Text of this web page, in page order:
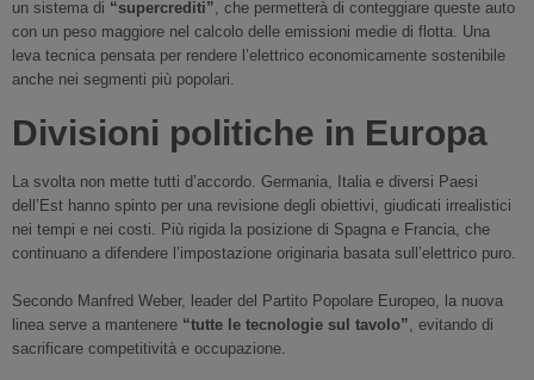
un sistema di “supercrediti”, che permetterà di conteggiare queste auto
con un peso maggiore nel calcolo delle emissioni medie di flotta. Una
leva tecnica pensata per rendere l’elettrico economicamente sostenibile
anche nei segmenti più popolari.
Divisioni politiche in Europa
La svolta non mette tutti d’accordo. Germania, Italia e diversi Paesi
dell’Est hanno spinto per una revisione degli obiettivi, giudicati irrealistici
nei tempi e nei costi. Più rigida la posizione di Spagna e Francia, che
continuano a difendere l’impostazione originaria basata sull’elettrico puro.
Secondo Manfred Weber, leader del Partito Popolare Europeo, la nuova
linea serve a mantenere “tutte le tecnologie sul tavolo”, evitando di
sacrificare competitività e occupazione.